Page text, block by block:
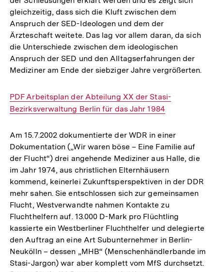
gleichzeitig, dass sich die Kluft zwischen dem
Anspruch der SED-Ideologen und dem der
Ärzteschaft weitete. Das lag vor allem daran, da sich
die Unterschiede zwischen dem ideologischen
Anspruch der SED und den Alltagserfahrungen der
Mediziner am Ende der siebziger Jahre vergrößerten.
Interner
Link:
PDF Arbeitsplan der Abteilung XX der Stasi-
Bezirksverwaltung Berlin für das Jahr 1984
Am 15.7.2002 dokumentierte der WDR in einer
Dokumentation („Wir waren böse – Eine Familie auf
der Flucht“) drei angehende Mediziner aus Halle, die
im Jahr 1974, aus christlichen Elternhäusern
kommend, keinerlei Zukunftsperspektiven in der DDR
mehr sahen. Sie entschlossen sich zur gemeinsamen
Flucht, Westverwandte nahmen Kontakte zu
Fluchthelfern auf. 13.000 D-Mark pro Flüchtling
kassierte ein Westberliner Fluchthelfer und delegierte
den Auftrag an eine Art Subunternehmer in Berlin-
Neukölln – dessen „MHB“ (Menschenhändlerbande im
Stasi-Jargon) war aber komplett vom MfS durchsetzt.